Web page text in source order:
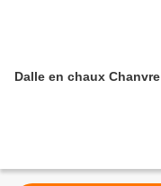
Dalle en chaux Chanvre